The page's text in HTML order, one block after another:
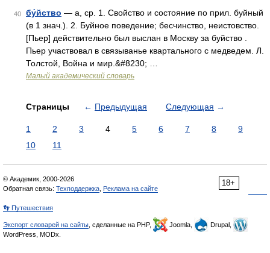
40 бу́йство — а, ср. 1. Свойство и состояние по прил. буйный
(в 1 знач.). 2. Буйное поведение; бесчинство, неистовство.
[Пьер] действительно был выслан в Москву за буйство .
Пьер участвовал в связыванье квартального с медведем. Л.
Толстой, Война и мир.&#8230; …
Малый академический словарь
Страницы ← Предыдущая Следующая →
1 2 3 4 5 6 7 8
9
10
11
18+
© Академик, 2000-2026
Обратная связь: Техподдержка Реклама на сайте
👣 Путешествия
Экспорт словарей на сайты , сделанные на PHP, Joomla,
Drupal,
WordPress, MODx.